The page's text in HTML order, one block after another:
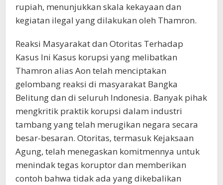
rupiah, menunjukkan skala kekayaan dan
kegiatan ilegal yang dilakukan oleh Thamron.
Reaksi Masyarakat dan Otoritas Terhadap
Kasus Ini Kasus korupsi yang melibatkan
Thamron alias Aon telah menciptakan
gelombang reaksi di masyarakat Bangka
Belitung dan di seluruh Indonesia. Banyak pihak
mengkritik praktik korupsi dalam industri
tambang yang telah merugikan negara secara
besar-besaran. Otoritas, termasuk Kejaksaan
Agung, telah menegaskan komitmennya untuk
menindak tegas koruptor dan memberikan
contoh bahwa tidak ada yang dikebalikan